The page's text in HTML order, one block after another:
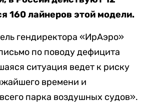
160 лайнеров этой модели.
гендиректора «ИрАэро»
по поводу дефицита
ситуация ведет к риску
времени и
парка воздушных судов».